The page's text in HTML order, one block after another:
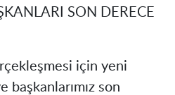
SON DERECE
için yeni
son